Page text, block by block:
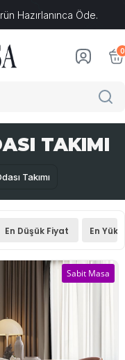
Hazırlanınca Öde.
0
TAKIMI
Takımı
En Düşük Fiyat En
Sabit Masa